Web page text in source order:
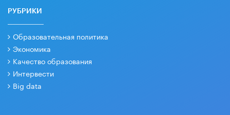
РУБРИКИ
Образовательная политика
Экономика
Качество образования
Интервести
Big data